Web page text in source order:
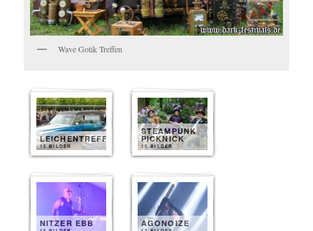
Wave Gotik Treffen
LEICHENTREFF
15 BILDER
STEAMPUNK
PICKNICK
15 BILDER
NITZER EBB AGONOIZE